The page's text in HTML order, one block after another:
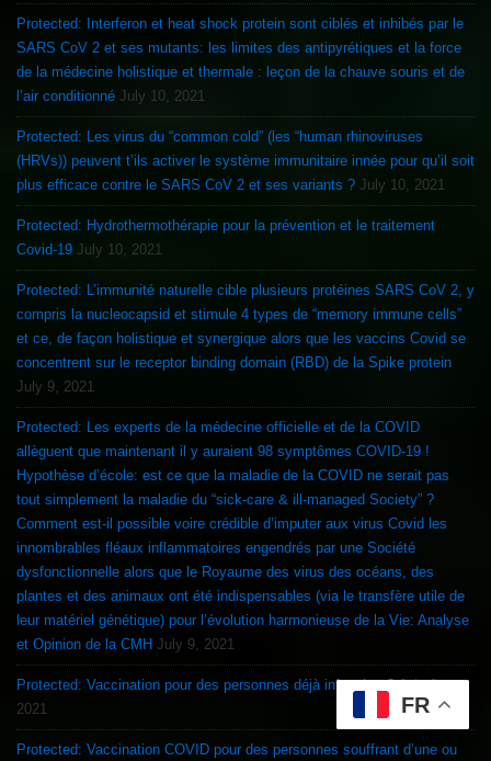
Protected: Interferon et heat shock protein sont ciblés et inhibés par le
SARS CoV 2 et ses mutants: les limites des antipyrétiques et la force
de la médecine holistique et thermale : leçon de la chauve souris et de
l’air conditionné July 10, 2021
Protected: Les virus du “common cold” (les “human rhinoviruses
(HRVs)) peuvent t’ils activer le système immunitaire innée pour qu’il soit
plus efficace contre le SARS CoV 2 et ses variants ? July 10, 2021
Protected: Hydrothermothérapie pour la prévention et le traitement
Covid-19 July 10, 2021
Protected: L’immunité naturelle cible plusieurs protéines SARS CoV 2, y
compris la nucleocapsid et stimule 4 types de “memory immune cells”
et ce, de façon holistique et synergique alors que les vaccins Covid se
concentrent sur le receptor binding domain (RBD) de la Spike protein
July 9, 2021
Protected: Les experts de la médecine officielle et de la COVID
allèguent que maintenant il y auraient 98 symptômes COVID-19 !
Hypothèse d’école: est ce que la maladie de la COVID ne serait pas
tout simplement la maladie du “sick-care & ill-managed Society” ?
Comment est-il possible voire crédible d’imputer aux virus Covid les
innombrables fléaux inflammatoires engendrés par une Société
dysfonctionnelle alors que le Royaume des virus des océans, des
plantes et des animaux ont été indispensables (via le transfère utile de
leur matériel génétique) pour l’évolution harmonieuse de la Vie: Analyse
et Opinion de la CMH July 9, 2021
Protected: Vaccination pour des personnes déjà infectées ? July 9,
2021
Protected: Vaccination COVID pour des personnes souffrant d’une ou
FR